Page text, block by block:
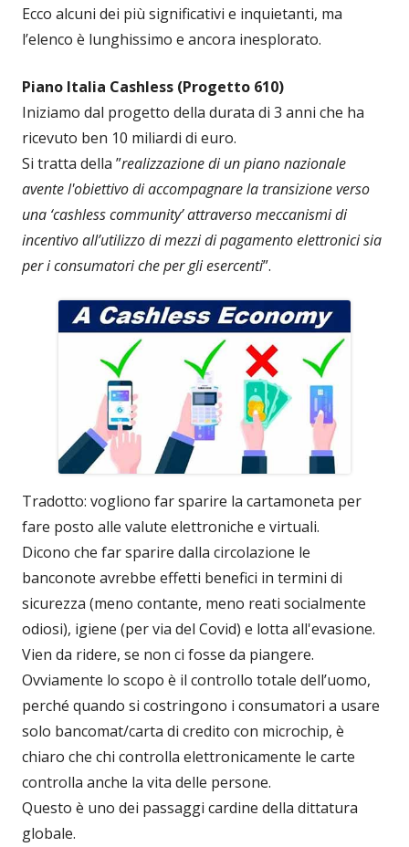
Ecco alcuni dei più significativi e inquietanti, ma
l’elenco è lunghissimo e ancora inesplorato.
Piano Italia Cashless (Progetto 610)
Iniziamo dal progetto della durata di 3 anni che ha
ricevuto ben 10 miliardi di euro.
Si tratta della ”realizzazione di un piano nazionale
avente l'obiettivo di accompagnare la transizione verso
una ‘cashless community’ attraverso meccanismi di
incentivo all’utilizzo di mezzi di pagamento elettronici sia
per i consumatori che per gli esercenti”.
Tradotto: vogliono far sparire la cartamoneta per
fare posto alle valute elettroniche e virtuali.
Dicono che far sparire dalla circolazione le
banconote avrebbe effetti benefici in termini di
sicurezza (meno contante, meno reati socialmente
odiosi), igiene (per via del Covid) e lotta all'evasione.
Vien da ridere, se non ci fosse da piangere.
Ovviamente lo scopo è il controllo totale dell’uomo,
perché quando si costringono i consumatori a usare
solo bancomat/carta di credito con microchip, è
chiaro che chi controlla elettronicamente le carte
controlla anche la vita delle persone.
Questo è uno dei passaggi cardine della dittatura
globale.